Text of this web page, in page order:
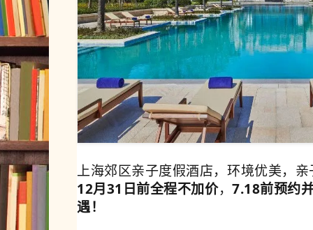
上海郊区亲子度假酒店，环境优美，
12月31日前全程不加价，7.18前预约
遇！